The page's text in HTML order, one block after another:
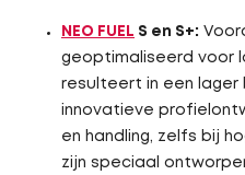
NEO FUEL S en S+:
geoptimaliseerd voor
resulteert in een lager
innovatieve
en handling, zelfs bij
zijn speciaal